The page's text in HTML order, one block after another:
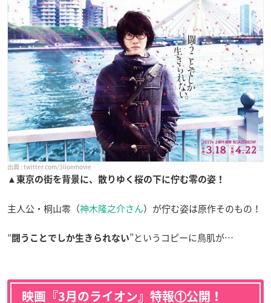
twitter.com/3lionmovie
▲ 東京の街を背景に、散りゆく桜の下に佇む零の姿！
主人公・桐山零（神木隆之介さん）が佇む姿は原作そのもの！
” 闘うことでしか生きられない”というコピーに鳥肌が…
映画『3月のライオン』特報①公開！